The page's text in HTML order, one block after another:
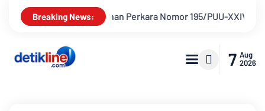
Breaking News:
Nomor 195/PUU-XXIV/2026 Dinyatakan Tidak Dapat
7 Aug
2026